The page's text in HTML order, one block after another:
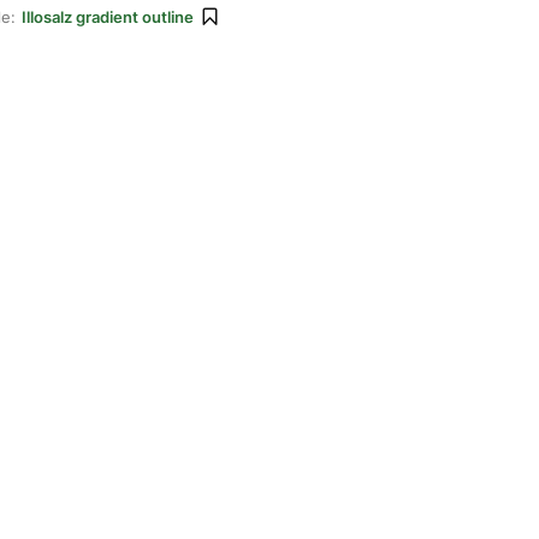
Illosalz gradient outline